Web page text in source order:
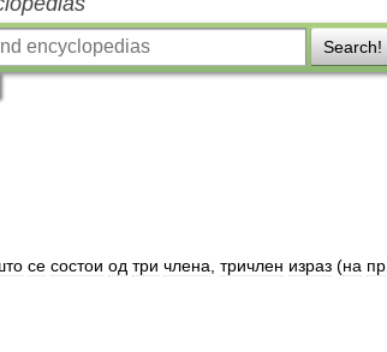
Search!
се состои од три члена тричлен израз (на пр